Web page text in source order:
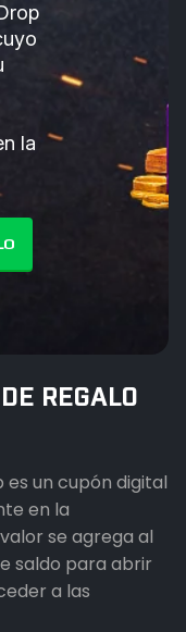
la
REGALO
un cupón digital
en la
se agrega al
saldo para abrir
a las